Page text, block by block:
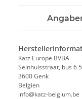
Katz Europe BVBA
Seinhuisstraat, bus 6 5
3600 Genk
Belgien
info@katz-belgium.be